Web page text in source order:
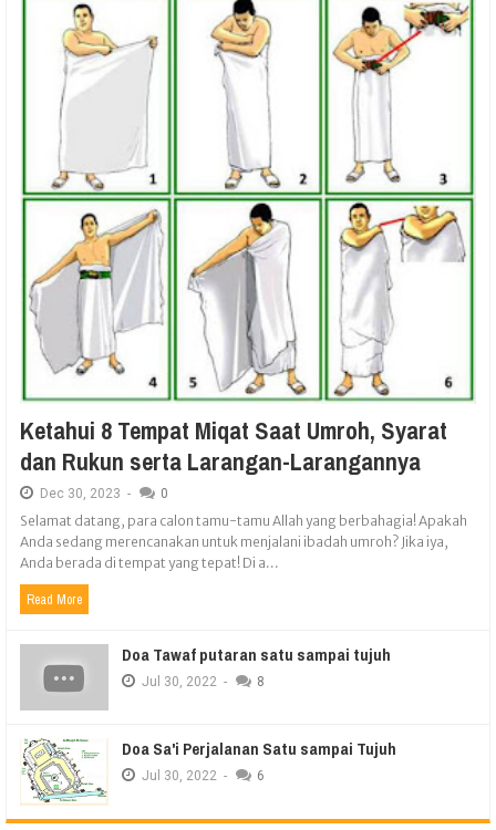
Ketahui 8 Tempat Miqat Saat Umroh, Syarat
dan Rukun serta Larangan-Larangannya
Dec 30, 2023 - 0
Selamat datang, para calon tamu-tamu Allah yang berbahagia! Apakah
Anda sedang merencanakan untuk menjalani ibadah umroh? Jika iya,
Anda berada di tempat yang tepat! Di a...
Read More
Doa Tawaf putaran satu sampai tujuh
Jul 30, 2022 - 8
Doa Sa'i Perjalanan Satu sampai Tujuh
Jul 30, 2022 - 6